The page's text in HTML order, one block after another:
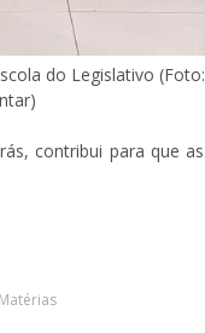
do Legislativo
contribui para que